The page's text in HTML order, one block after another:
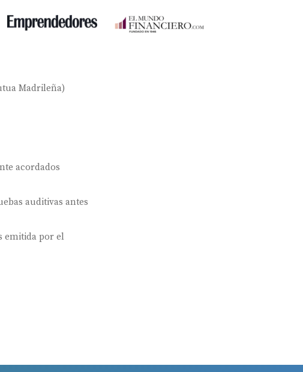
Madrileña)
acordados
auditivas antes
emitida por el